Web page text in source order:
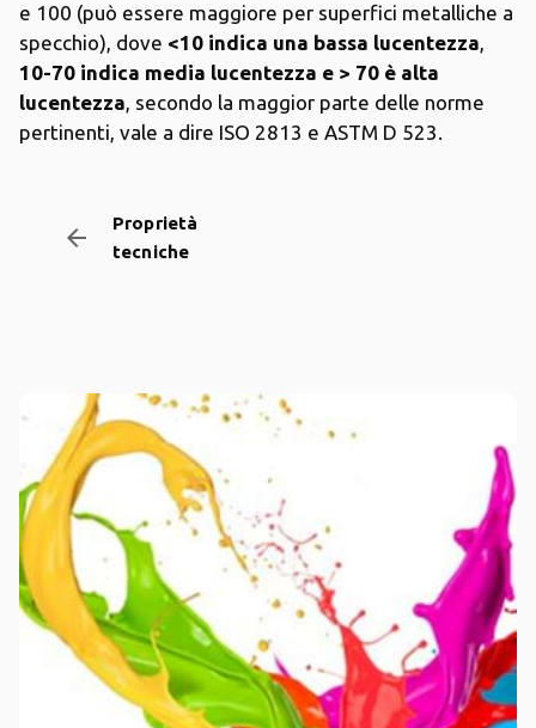
Proprietà
tecniche
arrow_backward
e 100 (può essere maggiore per superfici metalliche a
specchio), dove <10 indica una bassa lucentezza,
10-70 indica media lucentezza e > 70 è alta
lucentezza, secondo la maggior parte delle norme
pertinenti, vale a dire ISO 2813 e ASTM D 523.